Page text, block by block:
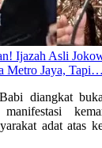
Ijazah Asli
Metro Jaya, Tapi…
diangkat
adat atas